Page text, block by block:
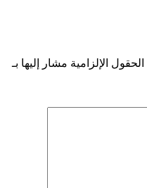
الحقول الإلزامية مشار إليها بـ